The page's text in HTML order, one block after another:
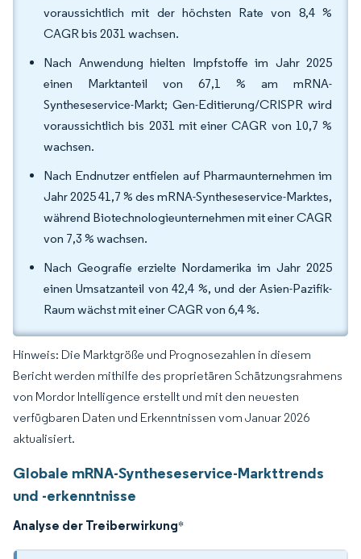
voraussichtlich mit der höchsten Rate von 8,4 %
CAGR bis 2031 wachsen.
Nach Anwendung hielten Impfstoffe im Jahr 2025
einen Marktanteil von 67,1 % am mRNA-
Syntheseservice-Markt; Gen-Editierung/CRISPR wird
voraussichtlich bis 2031 mit einer CAGR von 10,7 %
wachsen.
Nach Endnutzer entfielen auf Pharmaunternehmen im
Jahr 2025 41,7 % des mRNA-Syntheseservice-Marktes,
während Biotechnologieunternehmen mit einer CAGR
von 7,3 % wachsen.
Nach Geografie erzielte Nordamerika im Jahr 2025
einen Umsatzanteil von 42,4 %, und der Asien-Pazifik-
Raum wächst mit einer CAGR von 6,4 %.
Hinweis: Die Marktgröße und Prognosezahlen in diesem
Bericht werden mithilfe des proprietären Schätzungsrahmens
von Mordor Intelligence erstellt und mit den neuesten
verfügbaren Daten und Erkenntnissen vom Januar 2026
aktualisiert.
Globale mRNA-Syntheseservice-Markttrends
und -erkenntnisse
Analyse der Treiberwirkung*